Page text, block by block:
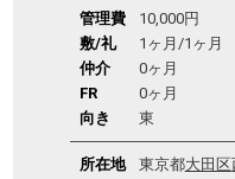
管理費
10,000円
敷/礼
1ヶ月 /1ヶ月
仲介
0ヶ月
FR
0ヶ月
向き
東
所在地 東京都大田区